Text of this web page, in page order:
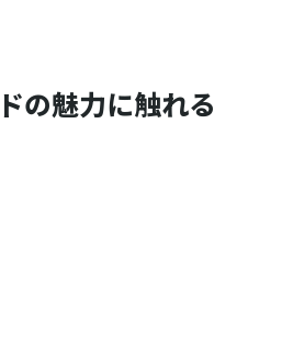
の魅力に触れる